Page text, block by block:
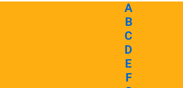
A
B
C
D
E
F